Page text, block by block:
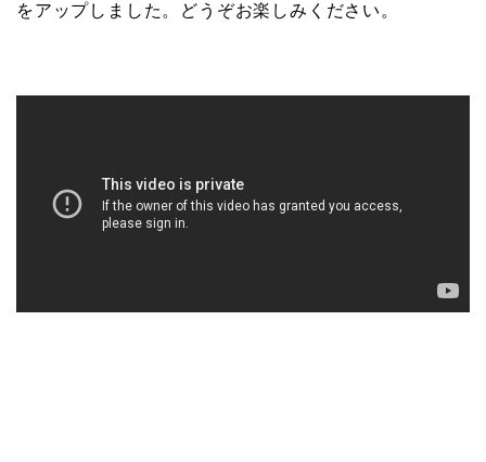
をアップしました。どうぞお楽しみください。